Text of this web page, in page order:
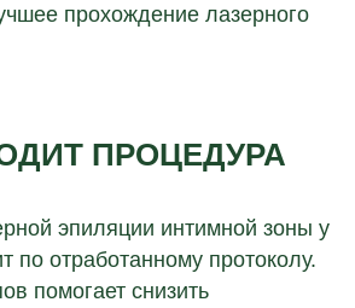
прохождение лазерного
ПРОЦЕДУРА
эпиляции интимной зоны у
по отработанному протоколу.
помогает снизить